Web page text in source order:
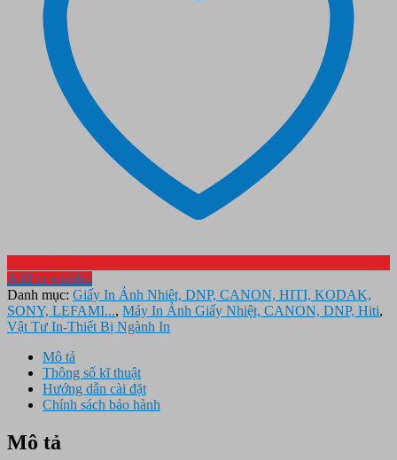
Add to wishlist
Danh mục: Giấy In Ảnh Nhiêt, DNP, CANON, HITI, KODAK,
SONY, LEFAMI..., Máy In Ảnh Giấy Nhiệt, CANON, DNP, Hiti,
Vật Tư In-Thiết Bị Ngành In
Mô tả
Thông số kĩ thuật
Hướng dẫn cài đặt
Chính sách bảo hành
Mô tả